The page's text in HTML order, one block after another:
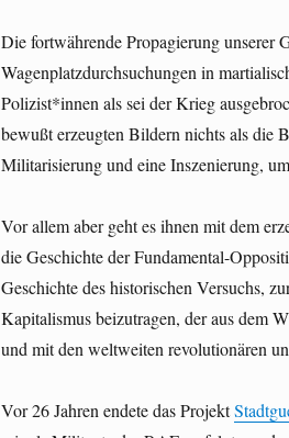
Die fortwährende Propagierung unserer
Wagenplatzdurchsuchungen in
Polizist*innen als sei der Krieg
bewußt erzeugten Bildern nichts als die
Militarisierung und eine Inszenierung,
Vor allem aber geht es ihnen mit dem
die Geschichte der Fundamental-
Geschichte des historischen Versuchs,
Kapitalismus beizutragen, der aus dem
und mit den weltweiten revolutionären
Vor 26 Jahren endete das Projekt